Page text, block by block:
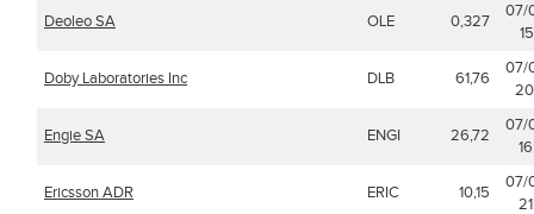
Deoleo SA OLE 0,327
07/
Doby Laboratories Inc DLB 61,76
07/
Engie SA ENGI 26,72
07/
Ericsson ADR ERIC 10,15
07/